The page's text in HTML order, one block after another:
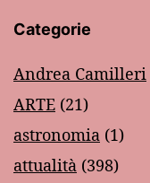
Categorie
Andrea Camilleri
ARTE (21)
astronomia (1)
attualità (398)